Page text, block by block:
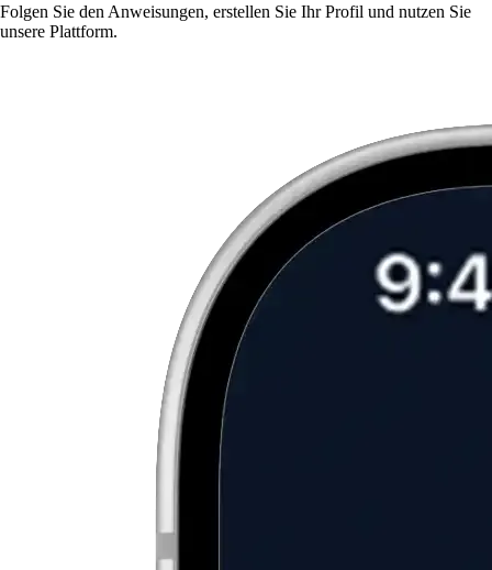
Folgen Sie den Anweisungen, erstellen Sie Ihr Profil und nutzen Sie
unsere Plattform.